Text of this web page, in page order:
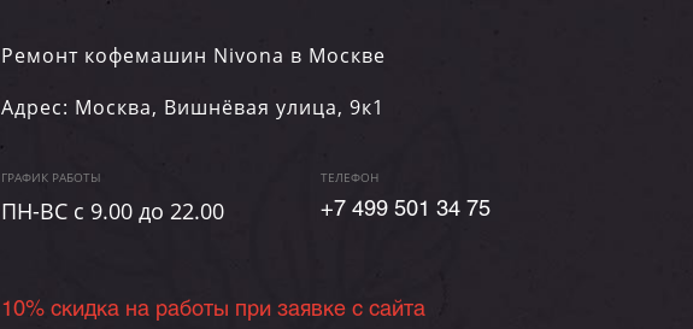
Ремонт кофемашин Nivona в Москве
Адрес: Москва, Вишнёвая улица, 9к1
ГРАФИК РАБОТЫ
ПН-ВC c 9.00 до 22.00
ТЕЛЕФОН
+7 499 501 34 75
10% скидка на работы при заявке с сайта